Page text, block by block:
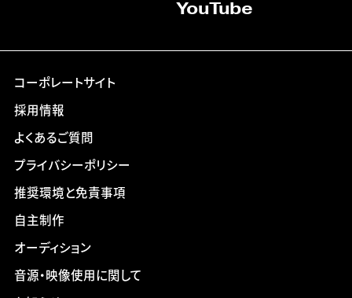
YouTube
コーポレートサイト
採用情報
よくあるご質問
プライバシーポリシー
推奨環境と免責事項
自主制作
オーディション
音源・映像使用に関して